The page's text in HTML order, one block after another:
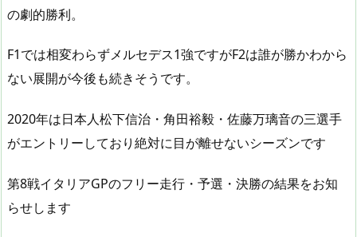
の劇的勝利。
F1では相変わらずメルセデス1強ですがF2は誰が勝かわから
ない展開が今後も続きそうです。
2020年は日本人松下信治・角田裕毅・佐藤万璃音の三選手
がエントリーしており絶対に目が離せないシーズンです
第8戦イタリアGPのフリー走行・予選・決勝の結果をお知
らせします